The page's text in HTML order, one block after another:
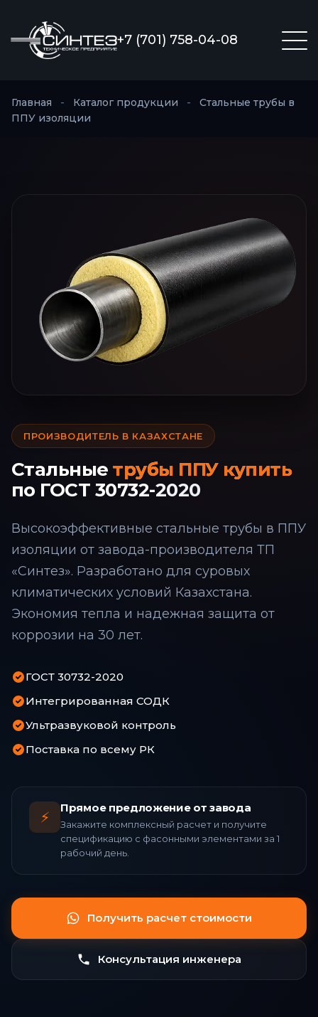
+7 (701) 758-04-08
Главная - Каталог продукции -
Стальные трубы в
ППУ изоляции
ПРОИЗВОДИТЕЛЬ В КАЗАХСТАНЕ
Стальныетрубы ППУ купить
по ГОСТ 30732-2020
Высокоэффективные стальные трубы в ППУ
изоляции от завода-производителя ТП
«Синтез». Разработано для суровых
климатических условий Казахстана.
Экономия тепла и надежная защита от
коррозии на 30 лет.
ГОСТ 30732-2020
Интегрированная СОДК
Ультразвуковой контроль
Поставка по всему РК
⚡
Прямое предложение от завода
Закажите комплексный расчет и получите
спецификацию с фасонными элементами за 1
рабочий день.
Получить расчет стоимости
Консультация инженера